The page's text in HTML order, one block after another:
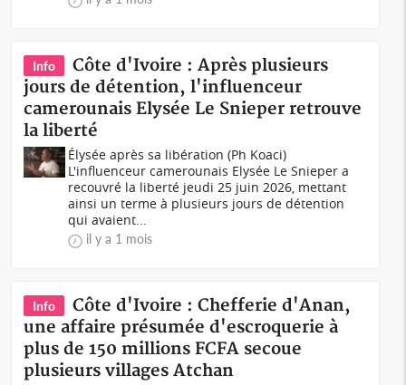
Info
Côte d'Ivoire : Après plusieurs
jours de détention, l'influenceur
camerounais Elysée Le Snieper retrouve
la liberté
Élysée après sa libération (Ph Koaci)
L'influenceur camerounais Elysée Le Snieper a
recouvré la liberté jeudi 25 juin 2026, mettant
ainsi un terme à plusieurs jours de détention
qui avaient...
il y a 1 mois
Info
Côte d'Ivoire : Chefferie d'Anan,
une affaire présumée d'escroquerie à
plus de 150 millions FCFA secoue
plusieurs villages Atchan